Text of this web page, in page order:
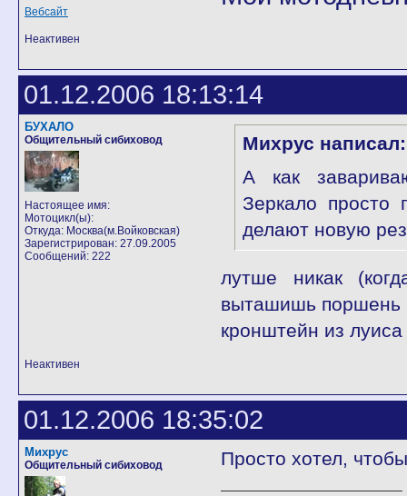
Вебсайт
Неактивен
01.12.2006 18:13:14
БУХАЛО
Общительный сибиховод
Настоящее имя:
Мотоцикл(ы):
Откуда: Москва(м.Войковская)
Зарегистрирован: 27.09.2005
Сообщений: 222
Михрус написал:
А как
Зеркало просто
делают новую
лутше никак
выташишь поршень
кронштейн из
Неактивен
01.12.2006 18:35:02
Михрус
Общительный сибиховод Просто хотел,